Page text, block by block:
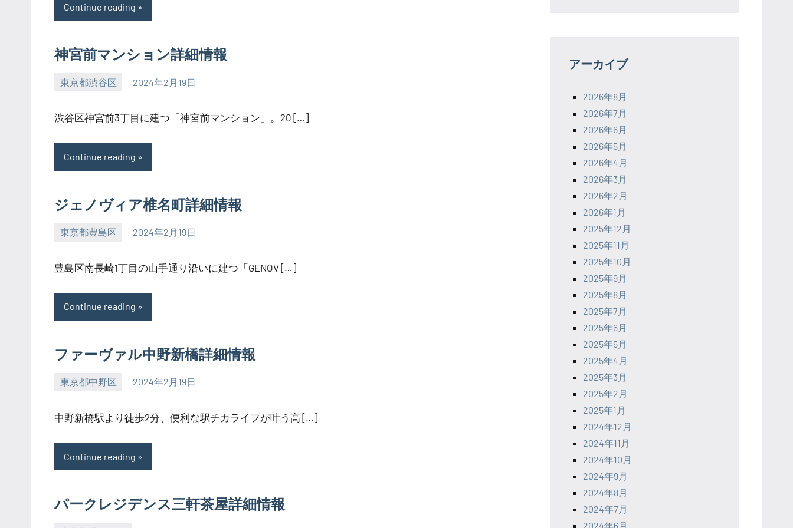
Continue reading
神宮前マンション詳細情報
東京都渋谷区 2024年2月19日
SEZIMO
渋谷区神宮前3丁目に建つ「神宮前マンション」。20 […]
Continue reading
ジェノヴィア椎名町詳細情報
東京都豊島区 2024年2月19日
SEZIMO
豊島区南長崎1丁目の山手通り沿いに建つ「GENOV […]
Continue reading
ファーヴァル中野新橋詳細情報
東京都中野区 2024年2月19日
SEZIMO
中野新橋駅より徒歩2分、便利な駅チカライフが叶う高 […]
Continue reading
パークレジデンス三軒茶屋詳細情報
アーカイブ
2026年8月
2026年7月
2026年6月
2026年5月
2026年4月
2026年3月
2026年2月
2026年1月
2025年12月
2025年11月
2025年10月
2025年9月
2025年8月
2025年7月
2025年6月
2025年5月
2025年4月
2025年3月
2025年2月
2025年1月
2024年12月
2024年11月
2024年10月
2024年9月
2024年8月
2024年7月
2024年6月